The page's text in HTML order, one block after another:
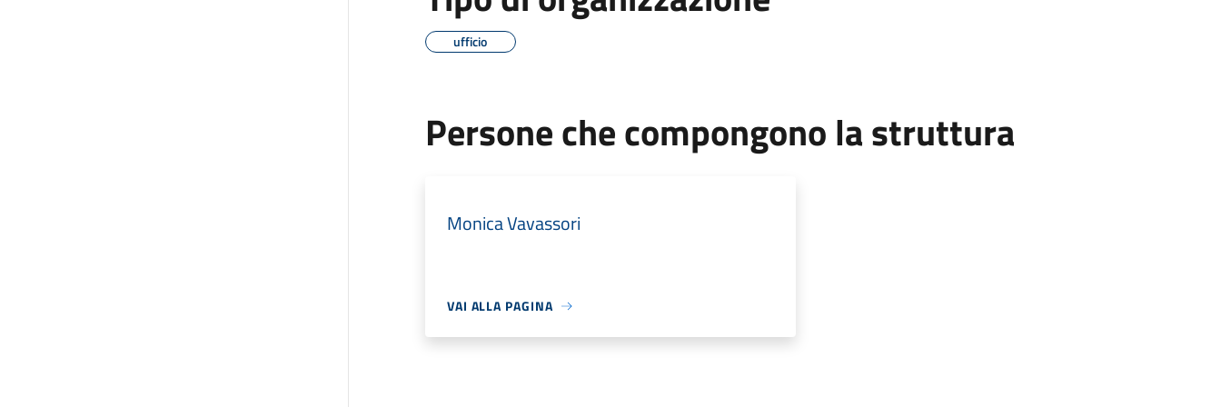
ufficio
Persone che compongono la struttura
Monica Vavassori
VAI ALLA PAGINA